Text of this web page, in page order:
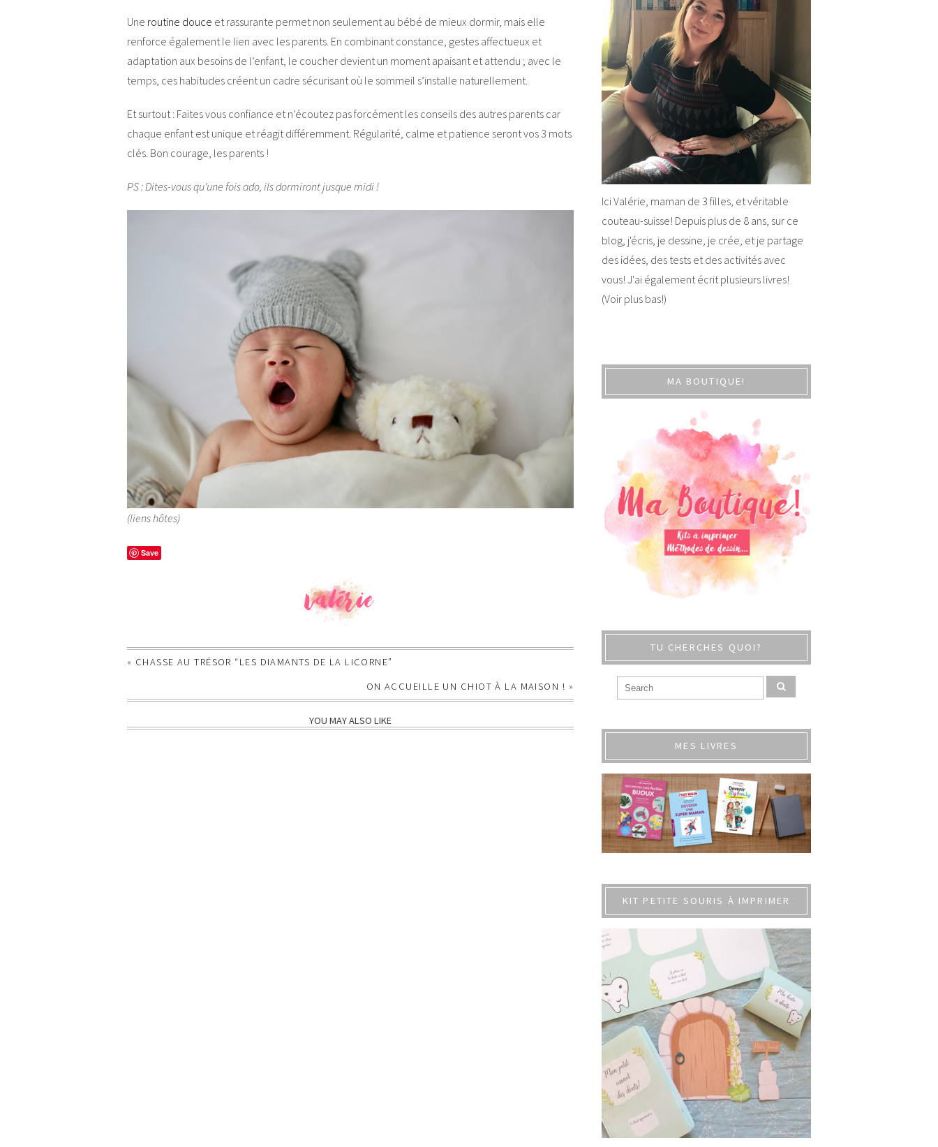
Une routine douce et rassurante permet non seulement au bébé de mieux dormir, mais elle
renforce également le lien avec les parents. En combinant constance, gestes affectueux et
adaptation aux besoins de l’enfant, le coucher devient un moment apaisant et attendu ; avec le
temps, ces habitudes créent un cadre sécurisant où le sommeil s’installe naturellement.
Et surtout : Faites vous confiance et n’écoutez pas forcément les conseils des autres parents car
chaque enfant est unique et réagit différemment. Régularité, calme et patience seront vos 3 mots
clés. Bon courage, les parents !
PS : Dites-vous qu’une fois ado, ils dormiront jusque midi !
(liens hôtes)
Save
« CHASSE AU TRÉSOR “LES DIAMANTS DE LA LICORNE”
ON ACCUEILLE UN CHIOT À LA MAISON ! »
YOU MAY ALSO LIKE
Ici Valérie, maman de 3 filles, et véritable
couteau-suisse! Depuis plus de 8 ans, sur ce
blog, j'écris, je dessine, je crée, et je partage
des idées, des tests et des activités avec
vous! J'ai également écrit plusieurs livres!
(Voir plus bas!)
MA BOUTIQUE!
TU CHERCHES QUOI?
MES LIVRES
KIT PETITE SOURIS À IMPRIMER